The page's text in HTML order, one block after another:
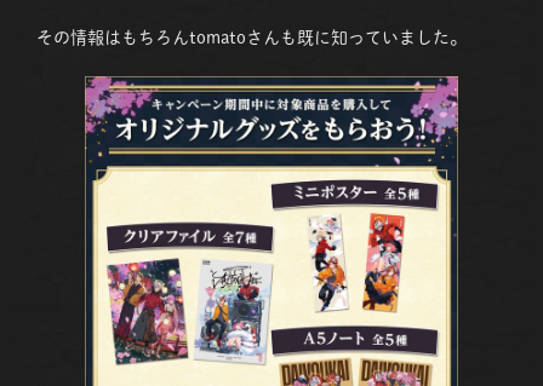
その情報はもちろんtomatoさんも既に知っていました。